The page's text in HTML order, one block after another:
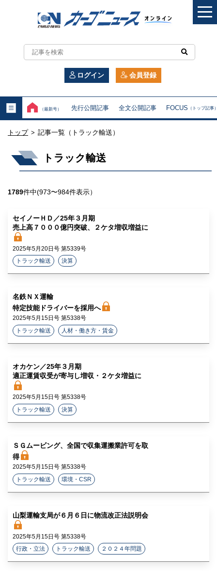
カ
ー
ニ
ュ
ス
ラ
イ
ン
ログイン 会員登録
（最新号） 先行公開記事 全文公開記事 FOCUS （トップ記事
トップ > 記事一覧（トラック輸送）
トラック輸送
1789件中(973〜984件表示）
セイノーＨＤ／25年３月期
売上高７０００億円突破、２ケタ増収増益に
2025年5月20日号 第5339号
トラック輸送
決算
名鉄ＮＸ運輸
特定技能ドライバーを採用へ
2025年5月15日号 第5338号
トラック輸送
人材・働き方・賃金
オカケン／25年３月期
適正運賃収受が寄与し増収・２ケタ増益に
2025年5月15日号 第5338号
トラック輸送
決算
ＳＧムービング、全国で収集運搬業許可を取
得
2025年5月15日号 第5338号
トラック輸送
環境・CSR
山梨運輸支局が６月６日に物流改正法説明会
2025年5月15日号 第5338号
行政・立法
トラック輸送 ２０２４年問題